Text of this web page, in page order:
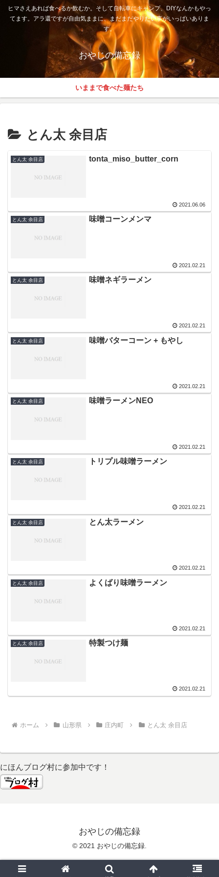
ヒマさえあれば食べるか飲むか。そして自転車にキャンプ、DIYなんかもやっ
てます。アラ還ですが自由気ままに、まだまだやりたい事がいっぱいありま
す。
おやじの備忘録
いままで食べた麺たち
とん太 余目店
とん太 余目店 tonta_miso_butter_corn
2021.06.06
とん太 余目店 味噌コーンメンマ
2021.02.21
とん太 余目店 味噌ネギラーメン
2021.02.21
とん太 余目店 味噌バターコーン + もやし
2021.02.21
とん太 余目店 味噌ラーメンNEO
2021.02.21
とん太 余目店 トリプル味噌ラーメン
2021.02.21
とん太 余目店 とん太ラーメン
2021.02.21
とん太 余目店 よくばり味噌ラーメン
2021.02.21
とん太 余目店 特製つけ麺
2021.02.21
ホーム 山形県 庄内町 とん太 余目店
にほんブログ村に参加中です！
おやじの備忘録
© 2021 おやじの備忘録.